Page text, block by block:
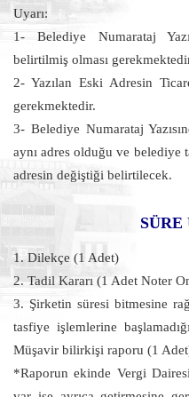
Uyarı:
1- Belediye Numarataj
belirtilmiş olması
2- Yazılan Eski Adresin
gerekmektedir.
3- Belediye Numarataj
aynı adres olduğu ve belediye
adresin değiştiği belirtilecek.
1. Dilekçe (1 Adet)
2. Tadil Kararı (1 Adet Noter
3. Şirketin süresi bitmesine
tasfiye işlemlerine
Müşavir bilirkişi raporu (1
*Raporun ekinde Vergi